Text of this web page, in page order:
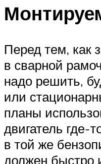
Перед тем, как
в сварной
надо решить,
или
планы
двигатель
в той же
должен быстро